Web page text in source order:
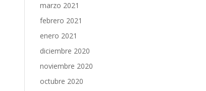
marzo 2021
febrero 2021
enero 2021
diciembre 2020
noviembre 2020
octubre 2020